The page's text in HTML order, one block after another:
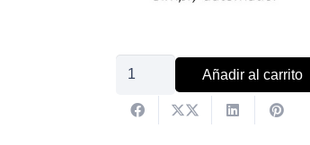
Kit
FAAC
Añadir al carrito